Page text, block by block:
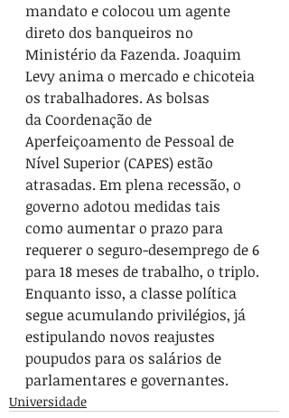
mandato e colocou um agente
direto dos banqueiros no
Ministério da Fazenda. Joaquim
Levy anima o mercado e chicoteia
os trabalhadores. As bolsas
da Coordenação de
Aperfeiçoamento de Pessoal de
Nível Superior (CAPES) estão
atrasadas. Em plena recessão, o
governo adotou medidas tais
como aumentar o prazo para
requerer o seguro-desemprego de 6
para 18 meses de trabalho, o triplo.
Enquanto isso, a classe política
segue acumulando privilégios, já
estipulando novos reajustes
poupudos para os salários de
parlamentares e governantes.
Universidade